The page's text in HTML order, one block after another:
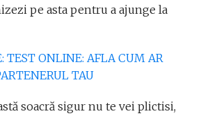
pe asta pentru a ajunge la
TEST ONLINE: AFLA CUM AR
TAU
soacră sigur nu te vei plictisi,